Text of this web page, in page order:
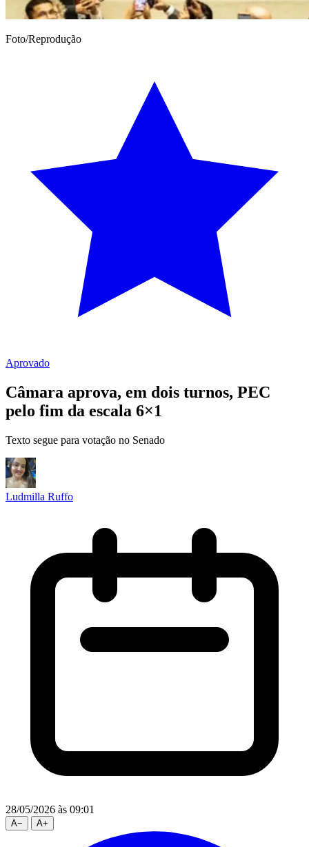
Foto/Reprodução
Aprovado
Câmara aprova, em dois turnos, PEC
pelo fim da escala 6×1
Texto segue para votação no Senado
Ludmilla Ruffo
28/05/2026 às 09:01
A− A+